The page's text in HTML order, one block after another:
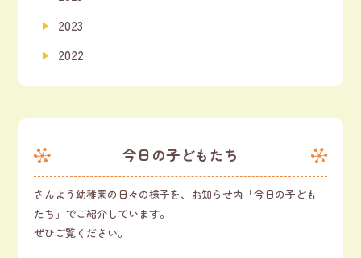
2023
2022
今日の子どもたち
さんよう幼稚園の日々の様子を、お知らせ内「今日の子ども
たち」でご紹介しています。
ぜひご覧ください。